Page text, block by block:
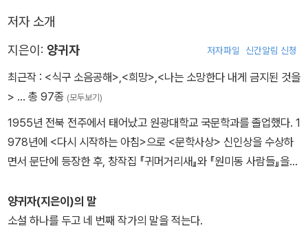
량음료를 물컵에 나누어 마신 것이 내가 아는후식의 전부였다.
저자 소개
지은이: 양귀자 저자파일 신간알림 신청
최근작 : <식구 소음공해> <희망> <나는 소망한다 내게 금지된 것을
> … 총 97종 (모두보기)
1955년 전북 전주에서 태어났고 원광대학교 국문학과를 졸업했다. 1
978년에 <다시 시작하는 아침>으로 <문학사상> 신인상을 수상하
면서 문단에 등장한 후, 창작집 『귀머거리새』와 『원미동 사람들』을
았다. 1990년대 들어서 양귀자는 장편소설에 주력했다. 한때 출판계
에 퍼져있던 ‘양귀자 3년 주기설’이 말해주듯 『희망』 『나는 소망한다
양귀자(지은이)의 말
소설 하나를 두고 네 번째 작가의 말을 적는다.